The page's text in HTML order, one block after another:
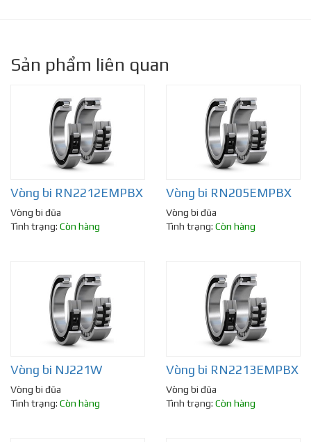
Sản phẩm liên quan
Vòng bi RN2212EMPBX
Vòng bi đũa
Tình trạng: Còn hàng
Vòng bi RN205EMPBX
Vòng bi đũa
Tình trạng: Còn hàng
Vòng bi NJ221W
Vòng bi đũa
Tình trạng: Còn hàng
Vòng bi RN2213EMPBX
Vòng bi đũa
Tình trạng: Còn hàng